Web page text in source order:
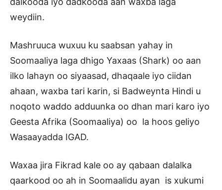
weydiin.
Mashruuca wuxuu ku saabsan yahay in
Soomaaliya laga dhigo Yaxaas (Shark) oo aan
ilko lahayn oo siyaasad, dhaqaale iyo ciidan
ahaan, waxba tari karin, si Badweynta Hindi u
noqoto waddo adduunka oo dhan mari karo iyo
Geesta Afrika (Soomaaliya) oo la hoos geliyo
Wasaayadda IGAD.
Waxaa jira Fikrad kale oo ay qabaan dalalka
qaarkood oo ah in Soomaalidu ayan is xukumi